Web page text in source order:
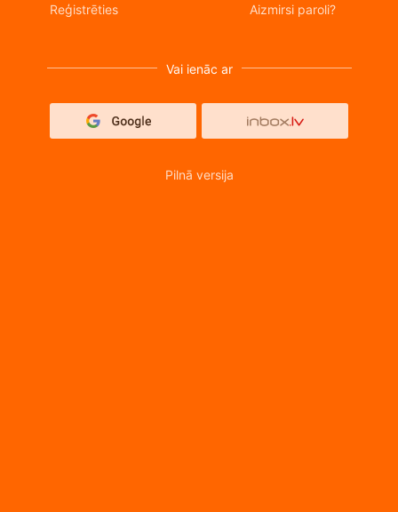
Reģistrēties Aizmirsi paroli?
Vai ienāc ar
Pilnā versija